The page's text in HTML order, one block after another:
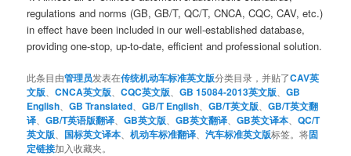
regulations and norms (GB, GB/T, QC/T, CNCA, CQC, CAV, etc.)
in effect have been included in our well-established database,
providing one-stop, up-to-date, efficient and professional solution.
此条目由管理员发表在传统机动车标准英文版分类目录，并贴了CAV英
文版 、CNCA英文版 、CQC英文版 、GB 15084-2013英文版 、GB
English 、GB Translated 、GB/T English 、GB/T英文版 、GB/T英文翻
译 、GB/T英语版翻译 、GB英文版 、GB英文翻译 、GB英文译本 、QC/T
英文版
国标英文译本 、机动车标准翻译 、汽车标准英文版标签。将固
定链接加入收藏夹。